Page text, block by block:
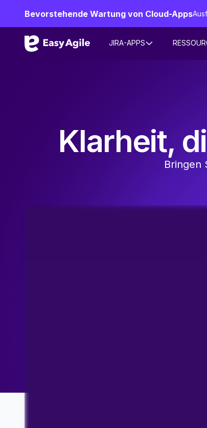
Bevorstehende Wartung von Cloud-Apps
JIRA-APPS
Klarheit,
Bringen